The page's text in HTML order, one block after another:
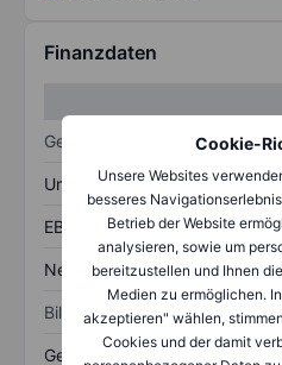
Cookie-
Unsere Websites
besseres
Betrieb der Website
analysieren, sowie um
bereitzustellen und Ihnen
Medien zu ermöglichen.
akzeptieren" wählen,
Cookies und der damit
Finanzdaten
Gewinn- und Verlustrechnung
Umsatz
EBITDA
Nettoeinkommen
Bilanz
Gesamtvermögen